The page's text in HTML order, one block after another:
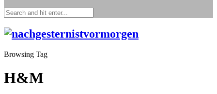
Browsing Tag
H&M